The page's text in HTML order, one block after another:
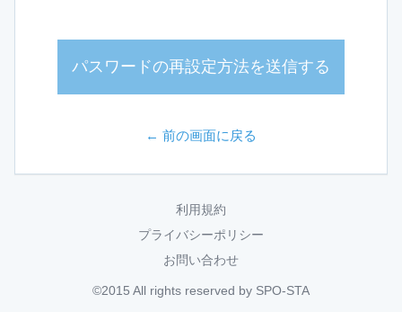
パスワードの再設定方法を送信する
← 前の画面に戻る
利用規約
プライバシーポリシー
お問い合わせ
©2015 All rights reserved by SPO-STA